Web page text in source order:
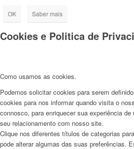
OK Saber mais
Cookies e Politica de
Como usamos as cookies.
Podemos solicitar cookies para serem
cookies para nos informar quando visita o
connosco, para enriquecer sua experiência
seu relacionamento com nosso site.
Clique nos diferentes títulos de categorias
pode alterar algumas das suas preferências.